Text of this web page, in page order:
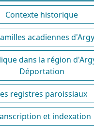
Contexte historique
acadiennes
dans la région
Déportation
registres paroissiaux
et indexation